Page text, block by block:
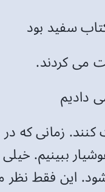
دادیم
می توانستند مشارکت
ببینیم.
شود. این فقط